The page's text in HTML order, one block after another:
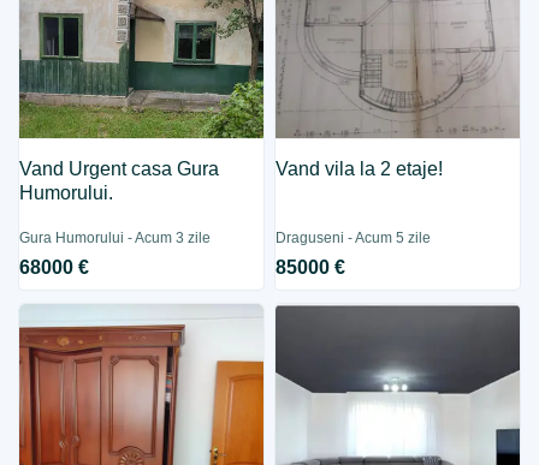
Vand Urgent casa Gura
Humorului.
Gura Humorului - Acum 3 zile
68000 €
Vand vila la 2 etaje!
Draguseni - Acum 5 zile
85000 €